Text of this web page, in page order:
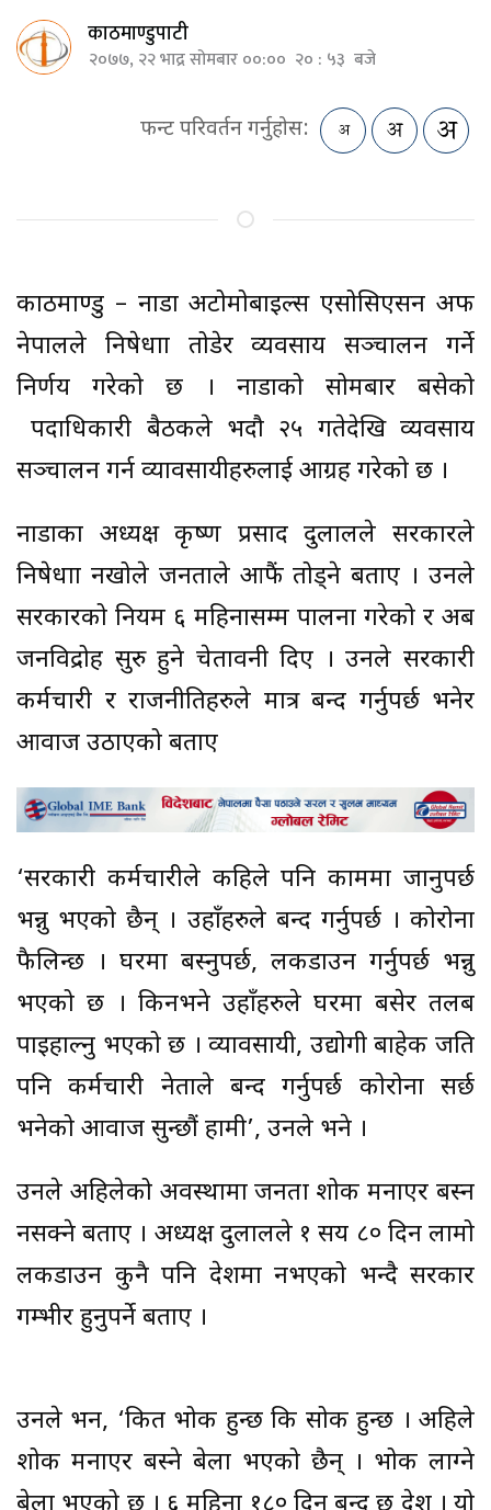
काठमाण्डुपाटी
२०७७, २२ भाद्र सोमबार ००:०० २० : ५३ बजे
फन्ट परिवर्तन गर्नुहोस:
काठमाण्डु – नाडा अटोमोबाइल्स एसोसिएसन अफ
नेपालले निषेधाज्ञा तोडेर व्यवसाय सञ्चालन गर्ने
निर्णय गरेको छ । नाडाको सोमबार बसेको
पदाधिकारी बैठकले भदौ २५ गतेदेखि व्यवसाय
सञ्चालन गर्न व्यावसायीहरुलाई आग्रह गरेको छ ।
नाडाका अध्यक्ष कृष्ण प्रसाद दुलालले सरकारले
निषेधाज्ञा नखोले जनताले आफैं तोड्ने बताए । उनले
सरकारको नियम ६ महिनासम्म पालना गरेको र अब
जनविद्रोह सुरु हुने चेतावनी दिए । उनले सरकारी
कर्मचारी र राजनीतिज्ञहरुले मात्र बन्द गर्नुपर्छ भनेर
आवाज उठाएको बताए
‘सरकारी कर्मचारीले कहिले पनि काममा जानुपर्छ
भन्नु भएको छैन् । उहाँहरुले बन्द गर्नुपर्छ । कोरोना
फैलिन्छ । घरमा बस्नुपर्छ, लकडाउन गर्नुपर्छ भन्नु
भएको छ । किनभने उहाँहरुले घरमा बसेर तलब
पाइहाल्नु भएको छ । व्यावसायी, उद्योगी बाहेक जति
पनि कर्मचारी नेताले बन्द गर्नुपर्छ कोरोना सर्छ
भनेको आवाज सुन्छौं हामी’, उनले भने ।
उनले अहिलेको अवस्थामा जनता शोक मनाएर बस्न
नसक्ने बताए । अध्यक्ष दुलालले १ सय ८० दिन लामो
लकडाउन कुनै पनि देशमा नभएको भन्दै सरकार
गम्भीर हुनुपर्ने बताए ।
उनले भन, ‘कित भोक हुन्छ कि सोक हुन्छ । अहिले
शोक मनाएर बस्ने बेला भएको छैन् । भोक लाग्ने